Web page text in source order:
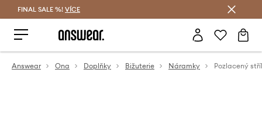
FINAL SALE %! VÍCE
Answear Ona Doplňky Bižuterie Náramky